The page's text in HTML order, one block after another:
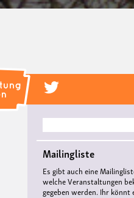
Suche
Mailingliste
Es gibt auch eine
welche Veranstaltungen
gegeben werden. Ihr könnt